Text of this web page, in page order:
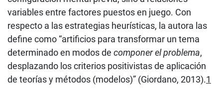
variables entre factores puestos en juego. Con
respecto a las estrategias heurísticas, la autora las
define como “artificios para transformar un tema
determinado en modos de componer el problema,
desplazando los criterios positivistas de aplicación
de teorías y métodos (modelos)” (Giordano, 2013).1